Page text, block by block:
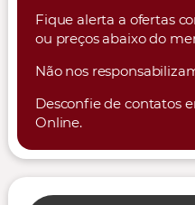
Fique alerta a ofertas
ou preços abaixo do
Não nos
Desconfie de contatos
Online.